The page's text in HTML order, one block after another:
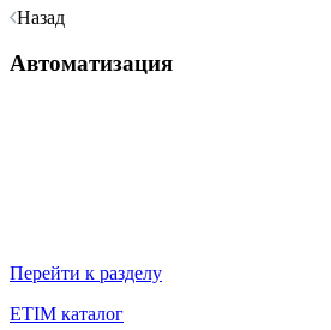
Назад
Автоматизация
Перейти к разделу
ETIM каталог